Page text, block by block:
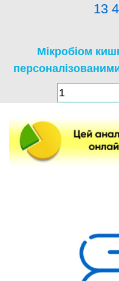
13
Мікробіом